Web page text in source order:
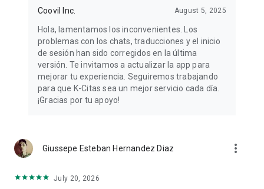
Coovil Inc. August 5, 2025
Hola, lamentamos los inconvenientes. Los
problemas con los chats, traducciones y el inicio
de sesión han sido corregidos en la última
versión. Te invitamos a actualizar la app para
mejorar tu experiencia. Seguiremos trabajando
para que K-Citas sea un mejor servicio cada día.
¡Gracias por tu apoyo!
Giussepe Esteban Hernandez Diaz more_vert
July 20, 2026